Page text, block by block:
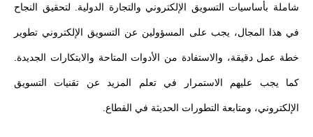
شاملة بأساسيات التسويق الإلكتروني والتجارة الدولية. لتحقيق النجاح
في هذا المجال، يجب على المسؤولين عن التسويق الإلكتروني تطوير
خطة عمل دقيقة، والاستفادة من الأدوات المتاحة والابتكارات الجديدة.
كما يجب عليهم الاستمرار في تعلم المزيد عن تقنيات التسويق
الإلكتروني، ومتابعة التطورات الحديثة في القطاع.